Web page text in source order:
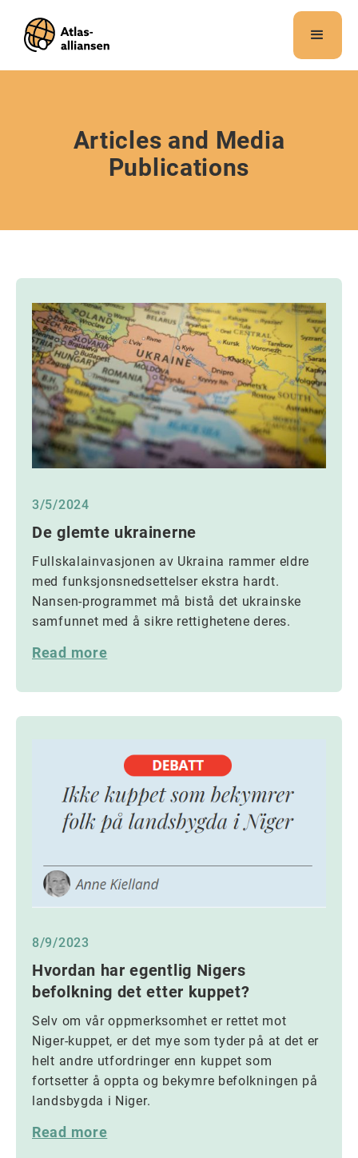
Dette
nettstedet
Articles and Media
Publications
3/5/2024
De glemte ukrainerne
Fullskalainvasjonen av Ukraina rammer eldre
med funksjonsnedsettelser ekstra hardt.
Nansen-programmet må bistå det ukrainske
samfunnet med å sikre rettighetene deres.
Read more
8/9/2023
Hvordan har egentlig Nigers
befolkning det etter kuppet?
Selv om vår oppmerksomhet er rettet mot
Niger-kuppet, er det mye som tyder på at det er
helt andre utfordringer enn kuppet som
fortsetter å oppta og bekymre befolkningen på
landsbygda i Niger.
Read more